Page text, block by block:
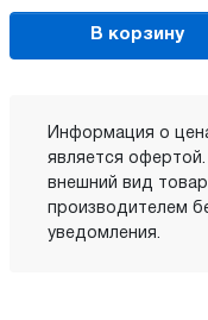
В корзину
Информация о
является офертой.
внешний вид
производителем
уведомления.